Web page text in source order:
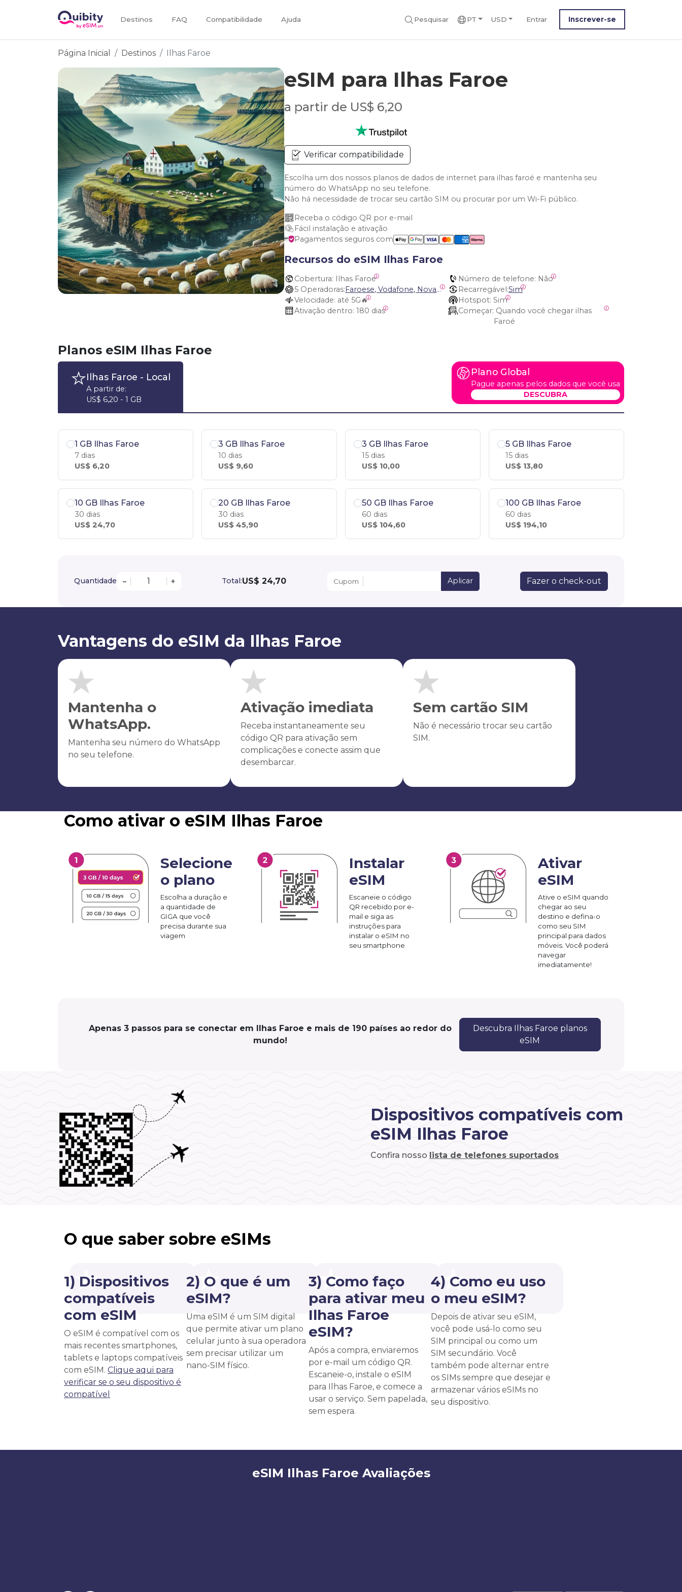
Destinos FAQ Compatibilidade Ajuda Pesquisar PT USD Entrar Inscrever-se
Página Inicial Destinos Ilhas Faroe
eSIM para Ilhas Faroe
a partir de US$ 6,20
Verificar compatibilidade
Escolha um dos nossos planos de dados de internet para ilhas faroé e mantenha seu
número do WhatsApp no seu telefone.
Não há necessidade de trocar seu cartão SIM ou procurar por um Wi-Fi público.
Receba o código QR por e-mail
Fácil instalação e ativação
Pagamentos seguros com
Recursos do eSIM Ilhas Faroe
Cobertura: Ilhas Faroe Número de telefone: Não
5 Operadoras:
Faroese, Vodafone, Nova, Fjarskipti VF, Siminn (Landssíminn) Iceland Recarregável:Sim
Velocidade: até 5G🔥 Hotspot: Sim
Ativação dentro: 180 dias Começar:
Faroé
Planos eSIM Ilhas Faroe
Ilhas Faroe - Local
A partir de:
US$ 6,20 - 1 GB
Plano Global
Pague apenas pelos dados que você usa
DESCUBRA
1 GB Ilhas Faroe
7 dias
US$ 6,20
3 GB Ilhas Faroe
10 dias
US$ 9,60
3 GB Ilhas Faroe
15 dias
US$ 10,00
5 GB Ilhas Faroe
15 dias
US$ 13,80
10 GB Ilhas Faroe
30 dias
US$ 24,70
20 GB Ilhas Faroe
30 dias
US$ 45,90
50 GB Ilhas Faroe
60 dias
US$ 104,60
100 GB Ilhas Faroe
60 dias
US$ 194,10
Quantidade – + Total:US$ 24,70 Cupom Aplicar Fazer o check-out
Vantagens do eSIM da Ilhas Faroe
Mantenha o
WhatsApp.
Mantenha seu número do WhatsApp
no seu telefone.
Ativação imediata
Receba instantaneamente seu
código QR para ativação sem
complicações e conecte assim que
desembarcar.
Sem cartão SIM
Não é necessário trocar seu cartão
SIM.
Como ativar o eSIM Ilhas Faroe
Selecione
o plano
Escolha a duração e
a quantidade de
GIGA que você
precisa durante sua
viagem
Instalar
eSIM
Escaneie o código
QR recebido por e-
mail e siga as
instruções para
instalar o eSIM no
seu smartphone
Ativar
eSIM
Ative o eSIM quando
chegar ao seu
destino e defina-o
como seu SIM
principal para dados
móveis. Você poderá
navegar
imediatamente!
Apenas 3 passos para se conectar em Ilhas Faroe e mais de 190 países ao redor do
mundo!
Descubra Ilhas Faroe planos
eSIM
Dispositivos compatíveis com
eSIM Ilhas Faroe
Confira nosso lista de telefones suportados
O que saber sobre eSIMs
1) Dispositivos
compatíveis
com eSIM
O eSIM é compatível com os
mais recentes smartphones,
tablets e laptops compatíveis
com eSIM. Clique aqui para
verificar se o seu dispositivo é
compatível
2) O que é um
eSIM?
Uma eSIM é um SIM digital
que permite ativar um plano
celular junto à sua operadora
sem precisar utilizar um
nano-SIM físico.
3) Como faço
para ativar meu
Ilhas Faroe
eSIM?
Após a compra, enviaremos
por e-mail um código QR.
Escaneie-o, instale o eSIM
para Ilhas Faroe, e comece a
usar o serviço. Sem papelada,
sem espera.
4) Como eu uso
o meu eSIM?
Depois de ativar seu eSIM,
você pode usá-lo como seu
SIM principal ou como um
SIM secundário. Você
também pode alternar entre
os SIMs sempre que desejar e
armazenar vários eSIMs no
seu dispositivo.
eSIM Ilhas Faroe Avaliações